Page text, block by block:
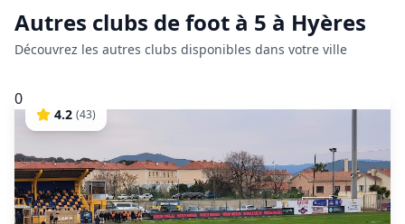
Autres clubs defoot à 5 à Hyères
Découvrez les autres clubs disponibles dans votre ville
0
4.2 (43)